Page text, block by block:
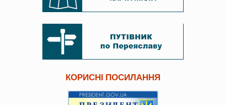
КОРИСНІ ПОСИЛАННЯ